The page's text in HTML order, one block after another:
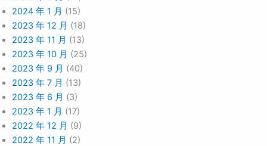
2024 年 1 月 (15)
2023 年 12 月 (18)
2023 年 11 月 (13)
2023 年 10 月 (25)
2023 年 9 月 (40)
2023 年 7 月 (13)
2023 年 6 月 (3)
2023 年 1 月 (17)
2022 年 12 月 (9)
2022 年 11 月 (2)